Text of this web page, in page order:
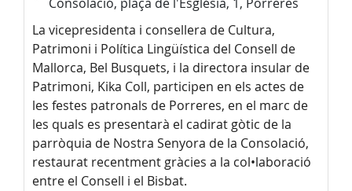
La vicepresidenta i consellera de Cultura,
Patrimoni i Política Lingüística del Consell de
Mallorca, Bel Busquets, i la directora insular de
Patrimoni, Kika Coll, participen en els actes de
les festes patronals de Porreres, en el marc de
les quals es presentarà el cadirat gòtic de la
parròquia de Nostra Senyora de la Consolació,
restaurat recentment gràcies a la col•laboració
entre el Consell i el Bisbat.